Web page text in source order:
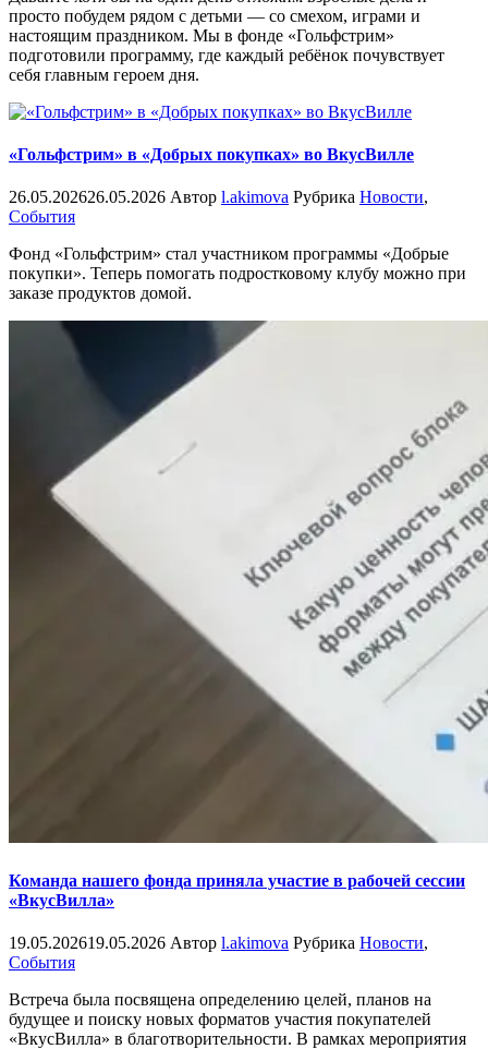
просто побудем рядом с детьми — со смехом, играми и
настоящим праздником. Мы в фонде «Гольфстрим»
подготовили программу, где каждый ребёнок почувствует
себя главным героем дня.
«Гольфстрим» в «Добрых покупках» во ВкусВилле
26.05.202626.05.2026 Автор l.akimova Рубрика Новости,
События
Фонд «Гольфстрим» стал участником программы «Добрые
покупки». Теперь помогать подростковому клубу можно при
заказе продуктов домой.
Команда нашего фонда приняла участие в рабочей сессии
«ВкусВилла»
19.05.202619.05.2026 Автор l.akimova Рубрика Новости,
События
Встреча была посвящена определению целей, планов на
будущее и поиску новых форматов участия покупателей
«ВкусВилла» в благотворительности. В рамках мероприятия